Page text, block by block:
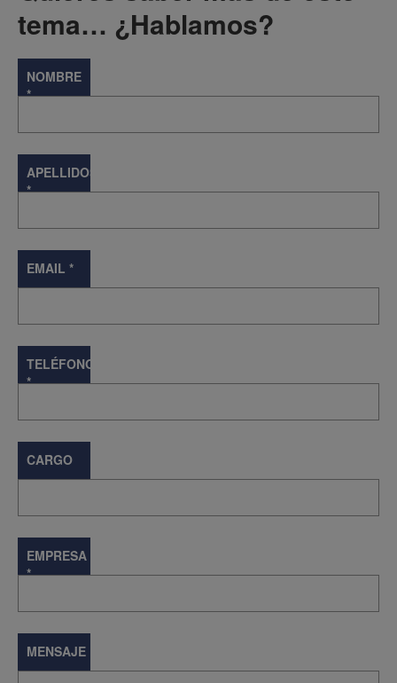
tema… ¿Hablamos?
NOMBRE
*
APELLIDOS
*
EMAIL *
TELÉFONO
*
CARGO
EMPRESA
*
MENSAJE